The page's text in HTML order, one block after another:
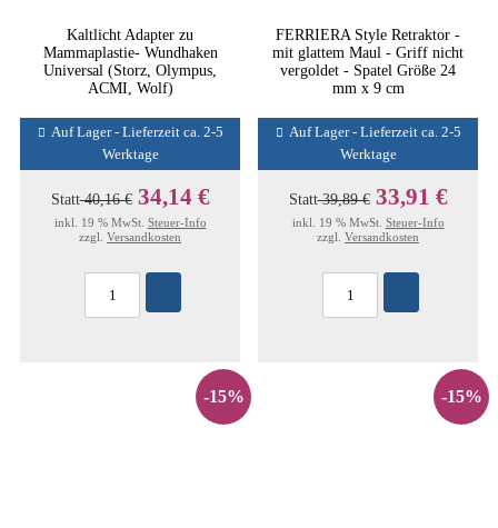
Kaltlicht Adapter zu
Mammaplastie- Wundhaken
Universal (Storz, Olympus,
ACMI, Wolf)
Auf Lager - Lieferzeit ca. 2-5
Werktage
Statt40,16 € 34,14 €
inkl. 19 % MwSt. Steuer-Info
zzgl. Versandkosten
FERRIERA Style Retraktor -
mit glattem Maul - Griff nicht
vergoldet - Spatel Größe 24
mm x 9 cm
Auf Lager - Lieferzeit ca. 2-5
Werktage
Statt39,89 € 33,91 €
inkl. 19 % MwSt. Steuer-Info
zzgl. Versandkosten
-15% -15%